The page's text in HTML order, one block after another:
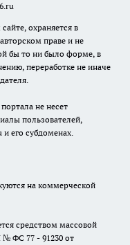
охраняется в
праве и не
бы то ни было форме, в
переработке не иначе
не несет
пользователей,
его субдоменах.
на коммерческой
средством массовой
ФС 77 - 91230 от